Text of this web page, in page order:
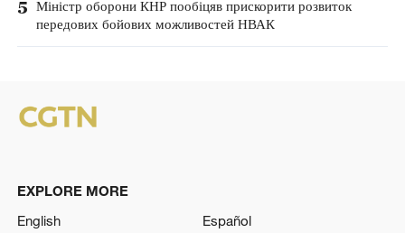
5 Міністр оборони КНР пообіцяв прискорити розвиток
передових бойових можливостей НВАК
EXPLORE MORE
English
Español